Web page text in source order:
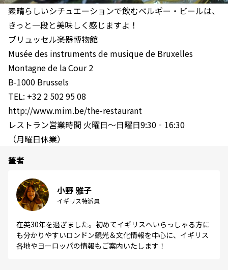
素晴らしいシチュエーションで飲むベルギー・ビールは、
きっと一段と美味しく感じますよ！
ブリュッセル楽器博物館
Musée des instruments de musique de Bruxelles
Montagne de la Cour 2
B-1000 Brussels
TEL: +32 2 502 95 08
http://www.mim.be/the-restaurant
レストラン営業時間 火曜日～日曜日9:30‐16:30
（月曜日休業）
筆者
小野 雅子
イギリス特派員
在英30年を過ぎました。初めてイギリスへいらっしゃる方に
も分かりやすいロンドン観光＆文化情報を中心に、イギリス
各地やヨーロッパの情報もご案内いたします！